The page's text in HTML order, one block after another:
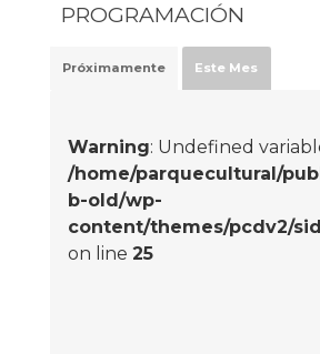
PROGRAMACIÓN
Próximamente Este Mes
Warning: Undefined
/home/parquecultural/
b-old/wp-
content/themes/pcdv2/
on line 25